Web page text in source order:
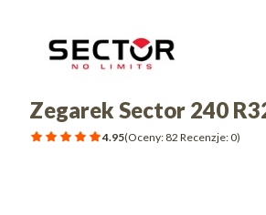
Zegarek Sector 240
4.95(Oceny: 82 Recenzje: 0)